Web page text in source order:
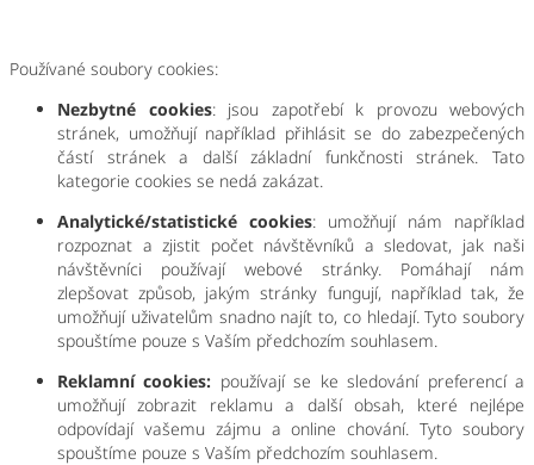
Používané soubory cookies:
Nezbytné cookies: jsou zapotřebí k provozu webových
stránek, umožňují například přihlásit se do zabezpečených
částí stránek a další základní funkčnosti stránek. Tato
kategorie cookies se nedá zakázat.
Analytické/statistické cookies: umožňují nám například
rozpoznat a zjistit počet návštěvníků a sledovat, jak naši
návštěvníci používají webové stránky. Pomáhají nám
zlepšovat způsob, jakým stránky fungují, například tak, že
umožňují uživatelům snadno najít to, co hledají. Tyto soubory
spouštíme pouze s Vaším předchozím souhlasem.
Reklamní cookies: používají se ke sledování preferencí a
umožňují zobrazit reklamu a další obsah, které nejlépe
odpovídají vašemu zájmu a online chování. Tyto soubory
spouštíme pouze s Vaším předchozím souhlasem.